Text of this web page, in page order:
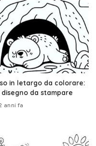
in letargo da colorare:
disegno da stampare
anni fa